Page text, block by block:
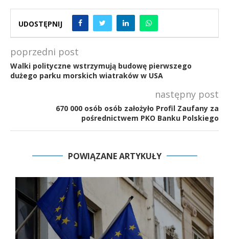
UDOSTĘPNIJ
poprzedni post
Walki polityczne wstrzymują budowę pierwszego
dużego parku morskich wiatraków w USA
następny post
670 000 osób osób założyło Profil Zaufany za
pośrednictwem PKO Banku Polskiego
POWIĄZANE ARTYKUŁY